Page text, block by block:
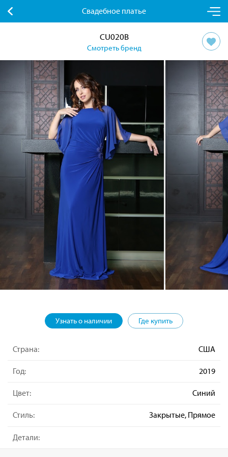
Свадебное платье
CU020B
Смотреть бренд
Узнать о наличии Где купить
Страна: США
Год: 2019
Цвет: Синий
Стиль: Закрытые, Прямое
Детали: